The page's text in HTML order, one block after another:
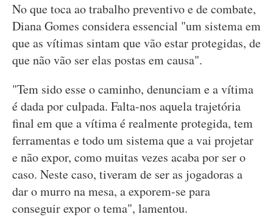
No que toca ao trabalho preventivo e de combate,
Diana Gomes considera essencial "um sistema em
que as vítimas sintam que vão estar protegidas, de
que não vão ser elas postas em causa".
"Tem sido esse o caminho, denunciam e a vítima
é dada por culpada. Falta-nos aquela trajetória
final em que a vítima é realmente protegida, tem
ferramentas e todo um sistema que a vai projetar
e não expor, como muitas vezes acaba por ser o
caso. Neste caso, tiveram de ser as jogadoras a
dar o murro na mesa, a exporem-se para
conseguir expor o tema", lamentou.